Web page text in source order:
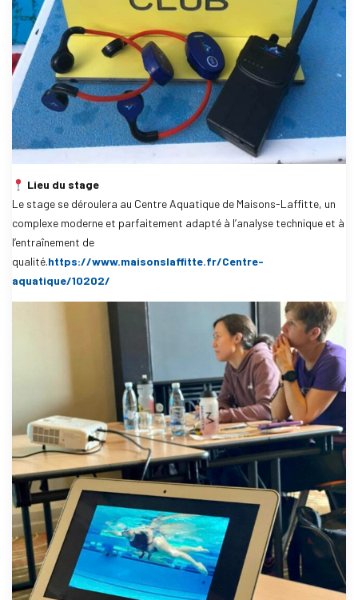
Lieu du stage
Le stage se déroulera au Centre Aquatique de Maisons-Laffitte, un
complexe moderne et parfaitement adapté à l’analyse technique et à
l’entraînement de
qualité.https://www.maisonslaffitte.fr/Centre-
aquatique/10202/